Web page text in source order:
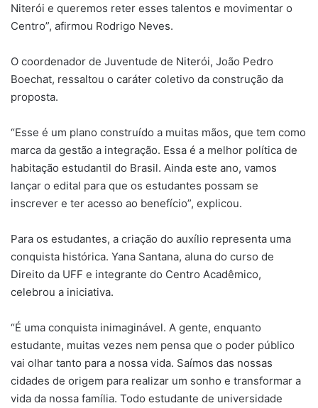
Niterói e queremos reter esses talentos e movimentar o
Centro”, afirmou Rodrigo Neves.
O coordenador de Juventude de Niterói, João Pedro
Boechat, ressaltou o caráter coletivo da construção da
proposta.
“Esse é um plano construído a muitas mãos, que tem como
marca da gestão a integração. Essa é a melhor política de
habitação estudantil do Brasil. Ainda este ano, vamos
lançar o edital para que os estudantes possam se
inscrever e ter acesso ao benefício”, explicou.
Para os estudantes, a criação do auxílio representa uma
conquista histórica. Yana Santana, aluna do curso de
Direito da UFF e integrante do Centro Acadêmico,
celebrou a iniciativa.
“É uma conquista inimaginável. A gente, enquanto
estudante, muitas vezes nem pensa que o poder público
vai olhar tanto para a nossa vida. Saímos das nossas
cidades de origem para realizar um sonho e transformar a
vida da nossa família. Todo estudante de universidade